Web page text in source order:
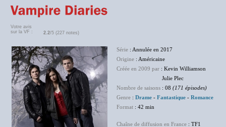
Votre avis
sur la VF :
2.2/5 (227 notes)
Série : Annulée en 2017
Origine : Américaine
Créée en 2009 par : Kevin Williamson
Julie Plec
Nombre de saisons : 08 (171 épisodes)
Genre : Drame - Fantastique - Romance
Format : 42 min
Chaîne de diffusion en France : TF1